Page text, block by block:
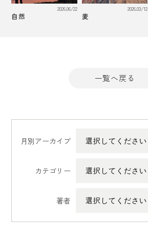
2026.06/22
自然
2026.03/12
麦
一覧へ戻る
月別アーカイブ
カテゴリー
著者